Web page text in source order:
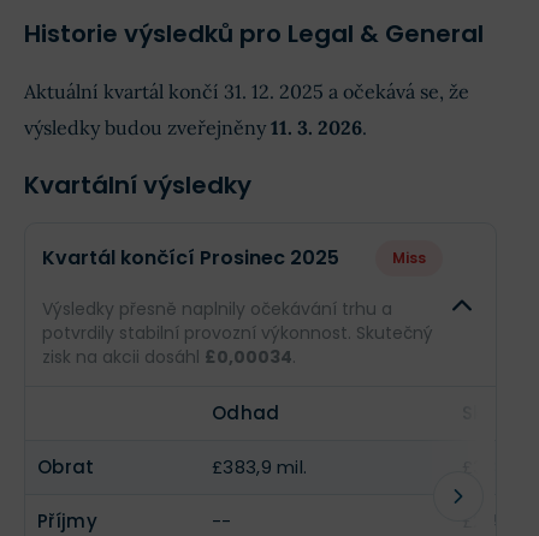
Historie výsledků pro Legal & General
Aktuální kvartál končí 31. 12. 2025 a očekává se, že
výsledky budou zveřejněny 11. 3. 2026.
Kvartální výsledky
Kvartál končící Prosinec 2025 Miss
Výsledky přesně naplnily očekávání trhu a
potvrdily stabilní provozní výkonnost. Skutečný
zisk na akcii dosáhl £0,00034.
Odhad
Obrat £383,9 mil.
Příjmy --